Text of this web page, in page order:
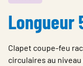
À propos de Lindab
Downloads
Longueur
Clapet coupe-feu
circulaires au